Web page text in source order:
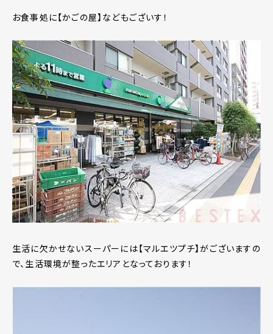
お食事処に【かごの屋】などもございす！
生活に欠かせないスーパーには【マルエツプチ】がございますの
で、生活環境が整ったエリアとなっております！